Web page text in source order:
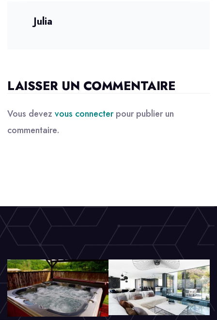
Julia
LAISSER UN COMMENTAIRE
Vous devez vous connecterpour publier un
commentaire.